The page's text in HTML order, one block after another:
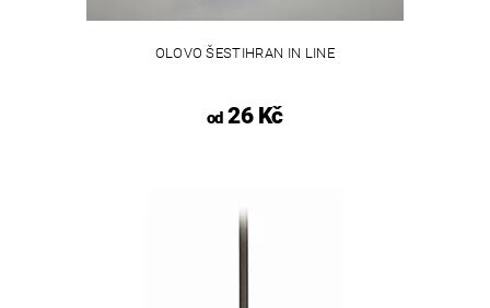
OLOVO ŠESTIHRAN IN LINE
od26 Kč